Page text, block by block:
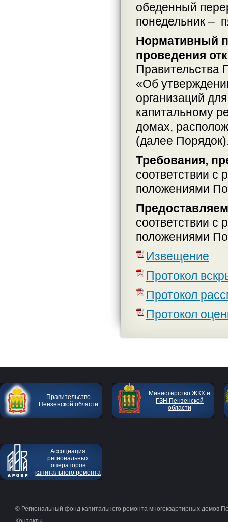
обеденный
понедельник –
Нормативный
проведения
Правительства
«Об
организаций
капитальному
домах,
(далее
Требования,
соответствии с
положениями
соответствии с
положениями
Извещение
Протокол
Протокол
Протокол
Правительство
Пензенской области
Министерство ЖКХ и
ГЗН Пензенской
области
Ассоциация
региональных
операторов
капитального ремонта
© Региональный фонд капитального ремонта многоквартирных домов